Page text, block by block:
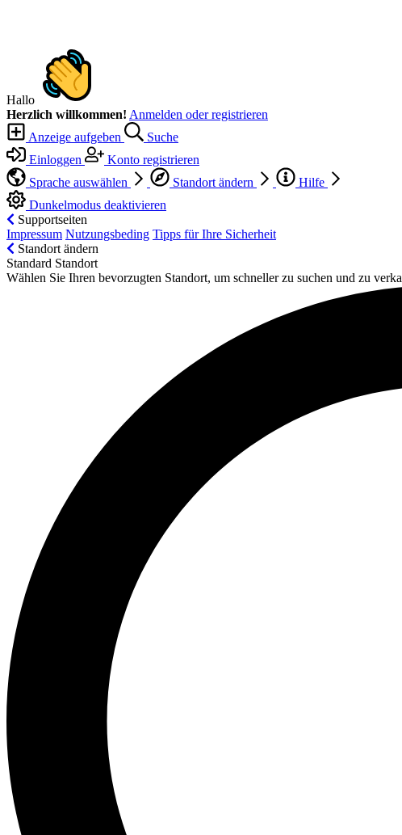
Hallo
Herzlich willkommen! Anmelden oder registrieren
Anzeige aufgeben
Suche
Einloggen
Konto registrieren
Sprache auswählen
Standort ändern
Hilfe
Dunkelmodus deaktivieren
Supportseiten
Impressum Nutzungsbeding Tipps für Ihre Sicherheit
Standort ändern
Standard Standort
Wählen Sie Ihren bevorzugten Standort, um schneller zu suchen und zu